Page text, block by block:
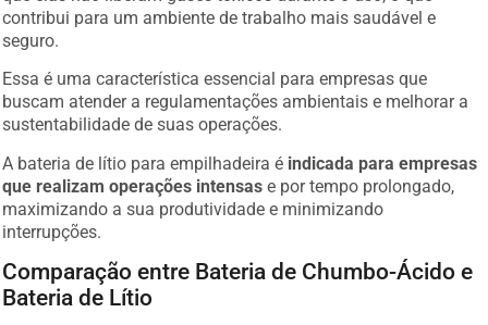
contribui para um ambiente de trabalho mais saudável e
seguro.
Essa é uma característica essencial para empresas que
buscam atender a regulamentações ambientais e melhorar a
sustentabilidade de suas operações.
A bateria de lítio para empilhadeira é indicada para empresas
que realizam operações intensas e por tempo prolongado,
maximizando a sua produtividade e minimizando
interrupções.
Comparação entre Bateria de Chumbo-Ácido e
Bateria de Lítio